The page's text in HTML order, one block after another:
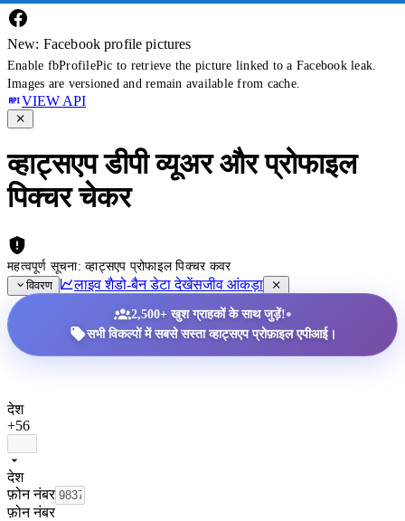
New: Facebook profile pictures
Enable fbProfilePic to retrieve the picture linked to a Facebook leak.
Images are versioned and remain available from cache.
VIEW API
व्हाट्सएप डीपी व्यूअर और प्रोफाइल
पिक्चर चेकर
महत्वपूर्ण सूचना: व्हाट्सएप प्रोफाइल पिक्चर कवर
विवरण
लाइव शैडो-बैन डेटा देखेंसजीव आंकड़ा
2,500+ खुश ग्राहकों के साथ जुड़ें!•
सभी विकल्पों में सबसे सस्ता व्हाट्सएप प्रोफ़ाइल एपीआई।
देश
+56
देश
फ़ोन नंबर
फ़ोन नंबर